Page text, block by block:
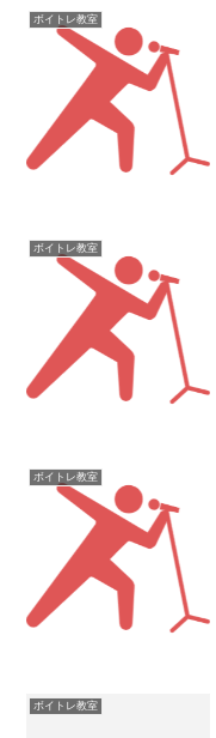
ボイトレ教室
ボイトレ教室
ボイトレ教室
ボイトレ教室